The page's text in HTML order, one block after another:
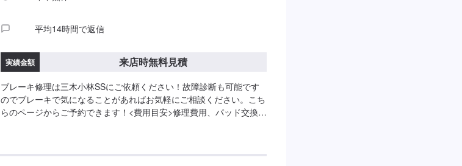
平均14時間で返信
実績金額 来店時無料見積
ブレーキ修理は三木小林SSにご依頼ください！故障診断も可能です
のでブレーキで気になることがあればお気軽にご相談ください。こち
らのページからご予約できます！<費用目安>修理費用、パッド交換来